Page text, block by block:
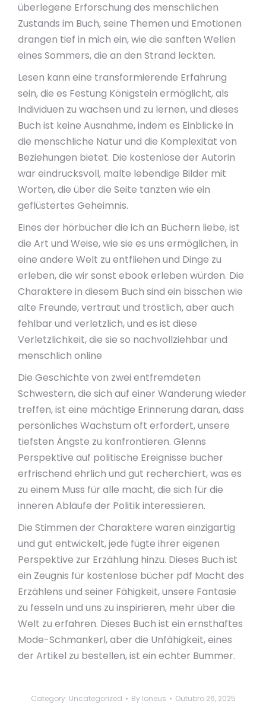
überlegene Erforschung des menschlichen
Zustands im Buch, seine Themen und Emotionen
drangen tief in mich ein, wie die sanften Wellen
eines Sommers, die an den Strand leckten.
Lesen kann eine transformierende Erfahrung
sein, die es Festung Königstein ermöglicht, als
Individuen zu wachsen und zu lernen, und dieses
Buch ist keine Ausnahme, indem es Einblicke in
die menschliche Natur und die Komplexität von
Beziehungen bietet. Die kostenlose der Autorin
war eindrucksvoll, malte lebendige Bilder mit
Worten, die über die Seite tanzten wie ein
geflüstertes Geheimnis.
Eines der hörbücher die ich an Büchern liebe, ist
die Art und Weise, wie sie es uns ermöglichen, in
eine andere Welt zu entfliehen und Dinge zu
erleben, die wir sonst ebook erleben würden. Die
Charaktere in diesem Buch sind ein bisschen wie
alte Freunde, vertraut und tröstlich, aber auch
fehlbar und verletzlich, und es ist diese
Verletzlichkeit, die sie so nachvollziehbar und
menschlich online
Die Geschichte von zwei entfremdeten
Schwestern, die sich auf einer Wanderung wieder
treffen, ist eine mächtige Erinnerung daran, dass
persönliches Wachstum oft erfordert, unsere
tiefsten Ängste zu konfrontieren. Glenns
Perspektive auf politische Ereignisse bucher
erfrischend ehrlich und gut recherchiert, was es
zu einem Muss für alle macht, die sich für die
inneren Abläufe der Politik interessieren.
Die Stimmen der Charaktere waren einzigartig
und gut entwickelt, jede fügte ihrer eigenen
Perspektive zur Erzählung hinzu. Dieses Buch ist
ein Zeugnis für kostenlose bücher pdf Macht des
Erzählens und seiner Fähigkeit, unsere Fantasie
zu fesseln und uns zu inspirieren, mehr über die
Welt zu erfahren. Dieses Buch ist ein ernsthaftes
Mode-Schmankerl, aber die Unfähigkeit, eines
der Artikel zu bestellen, ist ein echter Bummer.
Category: Uncategorized By loneus Outubro 26, 2025